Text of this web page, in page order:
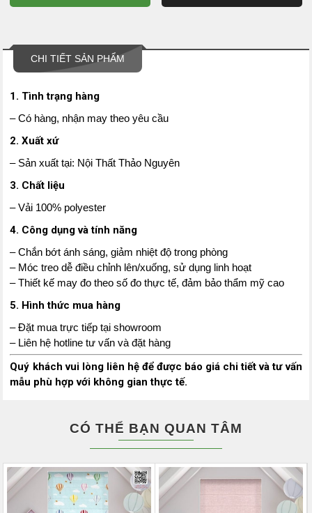
CHI TIẾT SẢN PHẨM
1. Tình trạng hàng
– Có hàng, nhận may theo yêu cầu
2. Xuất xứ
– Sản xuất tại: Nội Thất Thảo Nguyên
3. Chất liệu
– Vải 100% polyester
4. Công dụng và tính năng
– Chắn bớt ánh sáng, giảm nhiệt độ trong phòng
– Móc treo dễ điều chỉnh lên/xuống, sử dụng linh hoạt
– Thiết kế may đo theo số đo thực tế, đảm bảo thẩm mỹ cao
5. Hình thức mua hàng
– Đặt mua trực tiếp tại showroom
– Liên hệ hotline tư vấn và đặt hàng
Quý khách vui lòng liên hệ để được báo giá chi tiết và tư vấn
mẫu phù hợp với không gian thực tế.
CÓ THỂ BẠN QUAN TÂM